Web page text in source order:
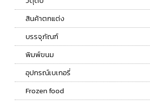
สินค้าตกแต่ง
บรรจุภัณฑ์
พิมพ์ขนม
อุปกรณ์เบเกอรี่
Frozen food